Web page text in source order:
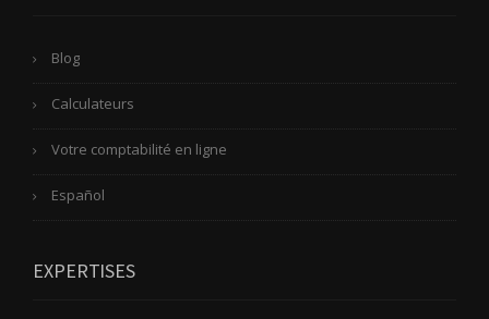
Blog
Calculateurs
Votre comptabilité en ligne
Español
EXPERTISES